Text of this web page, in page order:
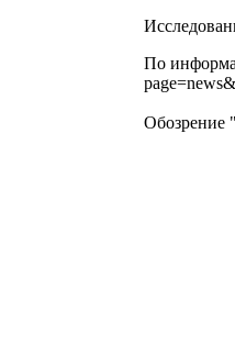
По
Обозрение